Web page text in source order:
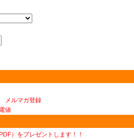
メルマガ登録
値
）をプレゼントします！！